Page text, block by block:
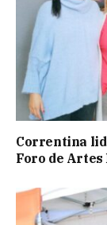
Correntina
Foro de Artes